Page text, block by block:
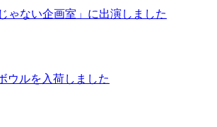
ゃない企画室」に出演しました
ウルを入荷しました